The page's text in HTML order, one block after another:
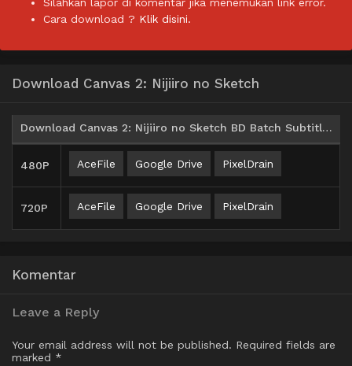
Silahkan lapor di komentar jika menemukan link error.
Cara download ? Klik disini.
Download Canvas 2: Nijiiro no Sketch
Download Canvas 2: Nijiiro no Sketch BD Batch Subtitle Indonesia
480P AceFile Google Drive PixelDrain
720P AceFile Google Drive PixelDrain
Komentar
Leave a Reply
Your email address will not be published. Required fields are
marked *